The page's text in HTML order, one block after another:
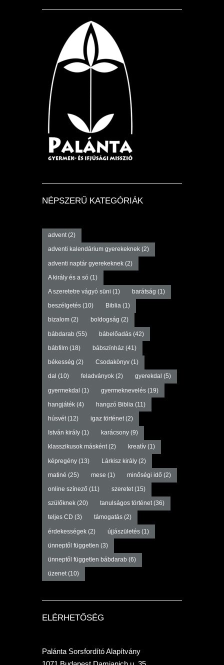
NÉPSZERŰ KATEGÓRIÁK
advent(2)
adventi kalendárium gyerekeknek(2)
adventi naptár gyerekeknek(2)
A király és a só (1)
A szeretetre vágyó süni (1) barátság (1)
beszélgetés(10) Biblia(1)
bizalom(2) boldogság (2)
bábdarab (55) bábelőadás(42)
bábfilm(18) bábszínház(41)
békesség (2) Csodakönyv(1)
dal (10) feladványok(2) gyerekdal (5)
gyermekdal (1) gyermeknevelés(19)
hangjáték(4) hangzó Biblia (11)
húsvét(12) igaz történet(2)
István király(1) karácsony(9)
klasszikusok másként(2) kreatív(1)
képregény(13) Lárkisz király(2)
matiné (25) mese (1) minőségi idő (2)
online színező (11) szeretet(15)
szülőknek(20) tanulságos történet(36)
teljes CD (3) támogatás(2)
érdekességek(2) újjászületés(1)
ünneptől független (3)
ünneptől független bábdarab (6)
üzenet(10)
ELÉRHETŐSÉG
Palánta Sorsfordító Alapítvány